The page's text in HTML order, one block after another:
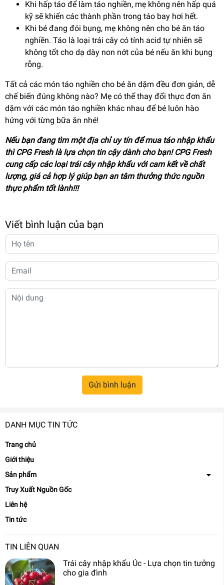
DANH MỤC TIN TỨC
Trang chủ
Giới thiệu
Sản phẩm
Truy Xuất Nguồn Gốc
Liên hệ
Tin tức
TIN LIÊN QUAN
Trái cây nhập khẩu Úc - Lựa chọn tin tưởng
cho gia đình
Khi hấp táo để làm táo nghiền, mẹ không nên hấp quá
kỹ sẽ khiến các thành phần trong táo bay hơi hết.
Khi bé đang đói bụng, mẹ không nên cho bé ăn táo
nghiền. Táo là loại trái cây có tính acid tự nhiên sẽ
không tốt cho dạ dày non nớt của bé nếu ăn khi bụng
rỗng.
Tất cả các món táo nghiền cho bé ăn dặm đều đơn giản, dễ
chế biến đúng không nào? Mẹ có thể thay đổi thực đơn ăn
dặm với các món táo nghiền khác nhau để bé luôn hào
hứng với từng bữa ăn nhé!
Nếu bạn đang tìm một địa chỉ uy tín để mua táo nhập khẩu
thì CPG Fresh là lựa chọn tin cậy dành cho bạn! CPG Fresh
cung cấp các loại trái cây nhập khẩu với cam kết về chất
lượng, giá cả hợp lý giúp bạn an tâm thưởng thức nguồn
thực phẩm tốt lành!!!
Viết bình luận của bạn
Gửi bình luận